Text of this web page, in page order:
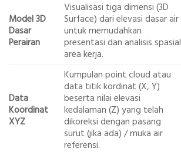
Model 3D
Dasar
Perairan
Visualisasi tiga dimensi (3D
Surface) dari elevasi dasar air
untuk memudahkan
presentasi dan analisis spasial
area kerja.
Data
Koordinat
XYZ
Kumpulan point cloud atau
data titik kordinat (X, Y)
beserta nilai elevasi
kedalaman (Z) yang telah
dikoreksi dengan pasang
surut (jika ada) / muka air
referensi.